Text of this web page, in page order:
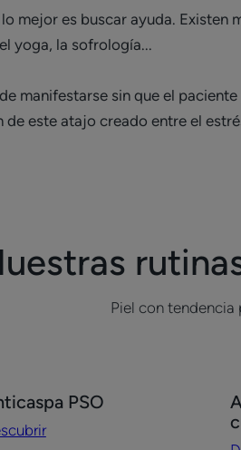
mejor es buscar ayuda.
yoga, la sofrología...
manifestarse sin que el
este atajo creado entre el
Piel con tendencia
PSO